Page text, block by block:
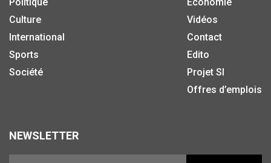
Culture
International
Sports
Société
Vidéos
Contact
Edito
Projet SI
Offres d’emplois
NEWSLETTER